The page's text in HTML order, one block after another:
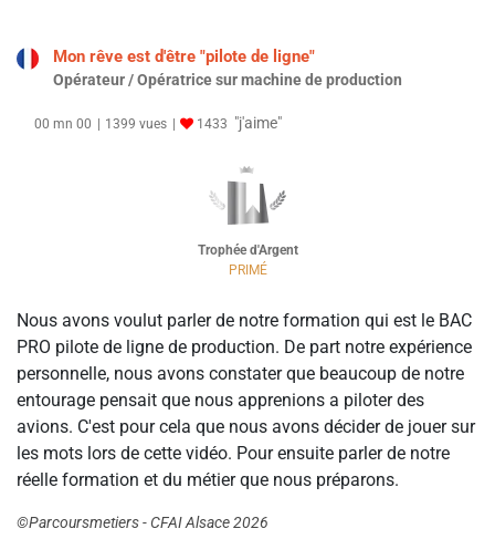
Mon rêve est d'être "pilote de ligne"
Opérateur / Opératrice sur machine de production
00 mn 00 1399 vues 1433 "j'aime"
Trophée d'Argent
PRIMÉ
Nous avons voulut parler de notre formation qui est le BAC
PRO pilote de ligne de production. De part notre expérience
personnelle, nous avons constater que beaucoup de notre
entourage pensait que nous apprenions a piloter des
avions. C'est pour cela que nous avons décider de jouer sur
les mots lors de cette vidéo. Pour ensuite parler de notre
réelle formation et du métier que nous préparons.
©Parcoursmetiers - CFAI Alsace 2026